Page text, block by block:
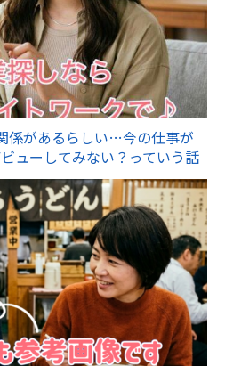
係があるらしい…今の仕事が
ューしてみない？っていう話